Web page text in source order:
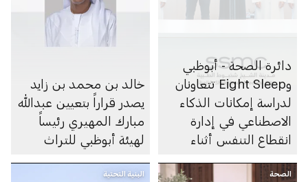
دائرة الصحة - أبوظبي
وEight Sleep تتعاونان
لدراسة إمكانات الذكاء
الاصطناعي في إدارة
انقطاع التنفس أثناء
خالد بن محمد بن زايد
يصدر قراراً بتعيين عبدالله
مبارك المهيري رئيساً
لهيئة أبوظبي للتراث
الصحة البنية التحتية